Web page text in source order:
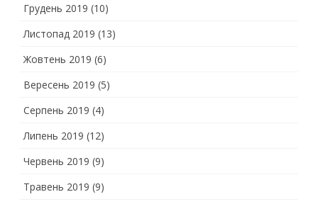
Грудень 2019 (10)
Листопад 2019 (13)
Жовтень 2019 (6)
Вересень 2019 (5)
Серпень 2019 (4)
Липень 2019 (12)
Червень 2019 (9)
Травень 2019 (9)